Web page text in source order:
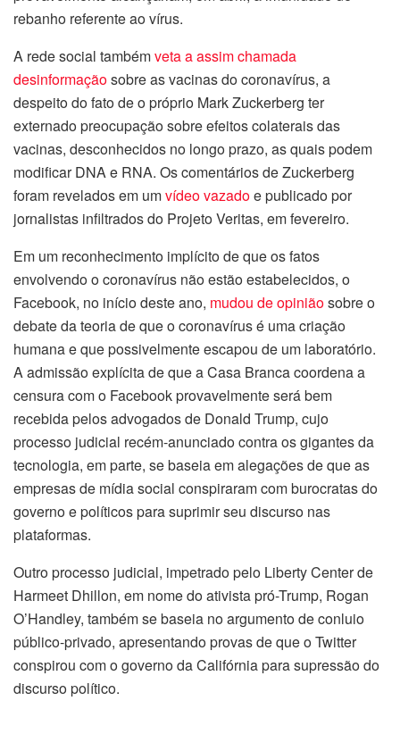
rebanho referente ao vírus.
A rede social tambémveta a assim chamada
desinformaçãosobre as vacinas do coronavírus, a
despeito do fato de o próprio Mark Zuckerberg ter
externado preocupação sobre efeitos colaterais das
vacinas, desconhecidos no longo prazo, as quais podem
modificar DNA e RNA. Os comentários de Zuckerberg
foram revelados em umvídeo vazadoe publicado por
jornalistas infiltrados do Projeto Veritas, em fevereiro.
Em um reconhecimento implícito de que os fatos
envolvendo o coronavírus não estão estabelecidos, o
Facebook, no início deste ano, mudou de opiniãosobre o
debate da teoria de que o coronavírus é uma criação
humana e que possivelmente escapou de um laboratório.
A admissão explícita de que a Casa Branca coordena a
censura com o Facebook provavelmente será bem
recebida pelos advogados de Donald Trump, cujo
processo judicial recém-anunciado contra os gigantes da
tecnologia, em parte, se baseia em alegações de que as
empresas de mídia social conspiraram com burocratas do
governo e políticos para suprimir seu discurso nas
plataformas.
Outro processo judicial, impetrado pelo Liberty Center de
Harmeet Dhillon, em nome do ativista pró-Trump, Rogan
O’Handley, também se baseia no argumento de conluio
público-privado, apresentando provas de que o Twitter
conspirou com o governo da Califórnia para supressão do
discurso político.